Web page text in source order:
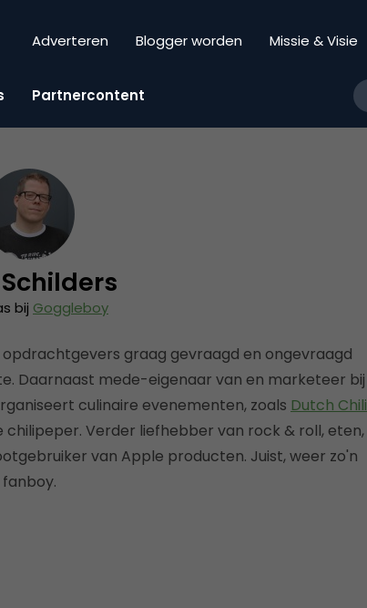
Adverteren Blogger worden Missie & Visie
Partnercontent
bij Goggleboy
graag gevraagd en ongevraagd
Daarnaast mede-eigenaar van en marketeer bij
culinaire evenementen, zoals Dutch Chili
Verder liefhebber van rock & roll, eten,
van Apple producten. Juist, weer zo'n
fanboy.